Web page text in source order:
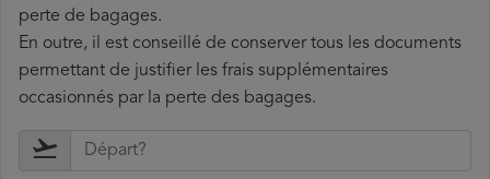
perte de bagages.
En outre, il est conseillé de conserver tous les documents
permettant de justifier les frais supplémentaires
occasionnés par la perte des bagages.